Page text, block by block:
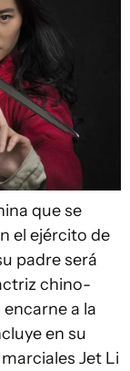
que se
el ejército de
padre será
chino-
a la
en su
Jet Li